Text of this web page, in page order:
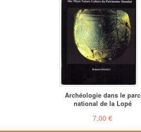
Archéologie dans le parc
national de la Lopé
7,00 €